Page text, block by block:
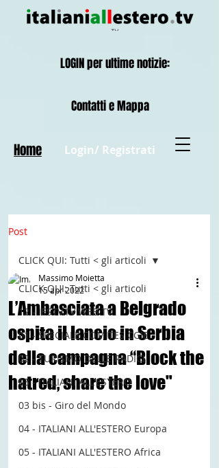
Login/ Registrati
Contatti e Mappa
Home
LOGIN per ultime notizie:
Post
CLICK QUI: Tutti < gli articoli
12 - IESTV.TV WEB TV
01 - SPECIALE COMITES CGIE
02 - TURISMO DELLE RADICI
03 - ITALIANI ALL'ESTERO
03 bis - Giro del Mondo
04 - ITALIANI ALL'ESTERO Europa
05 - ITALIANI ALL'ESTERO Africa
CLICK QUI: Tutti < gli articoli
L’Ambasciata a Belgrado
ospita il lancio in Serbia
della campagna “Block the
hatred, share the love"
Massimo Moietta
15 apr 2022